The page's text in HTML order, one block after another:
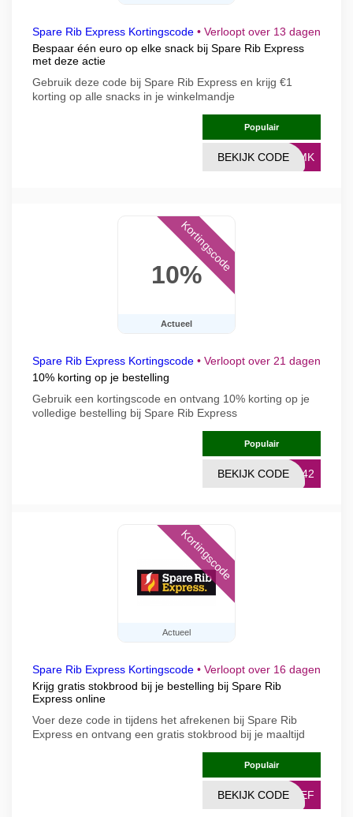
Spare Rib Express Kortingscode • Verloopt over 13 dagen
Bespaar één euro op elke snack bij Spare Rib Express
met deze actie
Gebruik deze code bij Spare Rib Express en krijg €1
korting op alle snacks in je winkelmandje
Populair
WJMK
BEKIJK CODE
10%
Actueel
Kortingscode
Spare Rib Express Kortingscode • Verloopt over 21 dagen
10% korting op je bestelling
Gebruik een kortingscode en ontvang 10% korting op je
volledige bestelling bij Spare Rib Express
Populair
IB42
BEKIJK CODE
Actueel
Kortingscode
Spare Rib Express Kortingscode • Verloopt over 16 dagen
Krijg gratis stokbrood bij je bestelling bij Spare Rib
Express online
Voer deze code in tijdens het afrekenen bij Spare Rib
Express en ontvang een gratis stokbrood bij je maaltijd
Populair
RIEF
BEKIJK CODE